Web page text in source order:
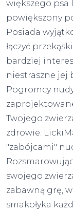
większego psa
powiększony
Posiada
łączyć
bardziej
niestraszne jej
Pogromcy
Twojego
zdrowie.
"zabójcami"
swojego
zabawną grę,
smakołyka